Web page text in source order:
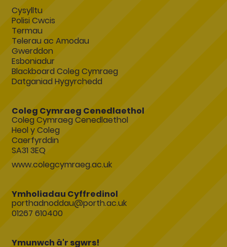
Cysylltu
Polisi Cwcis
Termau
Telerau ac Amodau
Gwerddon
Esboniadur
Blackboard Coleg Cymraeg
Datganiad Hygyrchedd
Coleg Cymraeg Cenedlaethol
Coleg Cymraeg Cenedlaethol
Heol y Coleg
Caerfyrddin
SA31 3EQ
www.colegcymraeg.ac.uk
Ymholiadau Cyffredinol
porthadnoddau@porth.ac.uk
01267 610400
Ymunwch â'r sgwrs!